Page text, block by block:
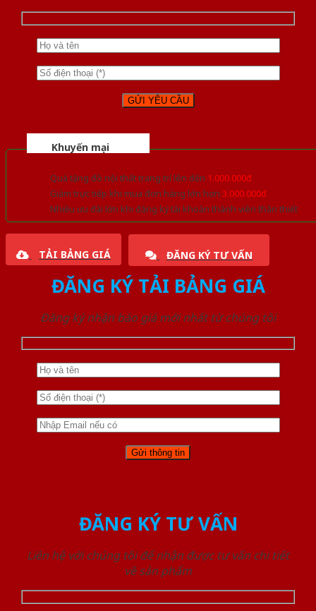
Khuyến mại
Quà tặng đồ nội thất trang trí lên đến 1.000.000đ
Giảm trực tiếp khi mua đơn hàng lớn hơn 3.000.000đ
Nhiều ưu đãi lớn khi đăng ký tài khoản thành viên thân thiết
TẢI BẢNG GIÁ ĐĂNG KÝ TƯ VẤN
ĐĂNG KÝ TẢI BẢNG GIÁ
Đăng ký nhận báo giá mới nhất từ chúng tôi
ĐĂNG KÝ TƯ VẤN
Liên hệ với chúng tôi để nhận được tư vấn chi tiết
về sản phẩm